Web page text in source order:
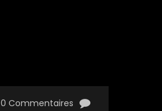
0 Commentaires